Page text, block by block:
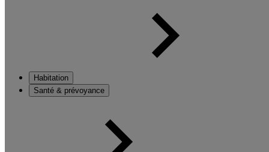
Habitation
Santé & prévoyance